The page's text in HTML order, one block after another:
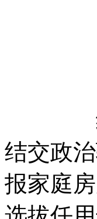
经查
结交政
报家庭